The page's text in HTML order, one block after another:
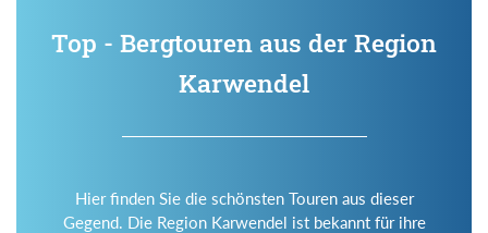
Top - Bergtouren aus der Region
Karwendel
Hier finden Sie die schönsten Touren aus dieser
Gegend. Die Region Karwendel ist bekannt für ihre